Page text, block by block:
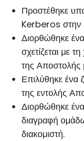
Προστέθηκε
Kerberos
Διορθώθηκε
σχετίζεται με
της Αποστολής
Επιλύθηκε ένα
της εντολής
Διορθώθηκε
διαγραφή
διακομιστή.